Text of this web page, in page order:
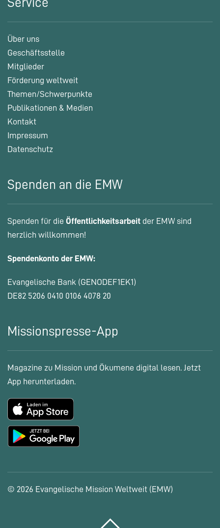
Service
Über uns
Geschäftsstelle
Mitglieder
Förderung weltweit
Themen/Schwerpunkte
Publikationen & Medien
Kontakt
Impressum
Datenschutz
Spenden an die EMW
Spenden für die Öffentlichkeitsarbeit der EMW sind
herzlich willkommen!
Spendenkonto der EMW:
Evangelische Bank (GENODEF1EK1)
DE82 5206 0410 0106 4078 20
Missionspresse-App
Magazine zu Mission und Ökumene digital lesen. Jetzt
App herunterladen.
© 2026 Evangelische Mission Weltweit (EMW)